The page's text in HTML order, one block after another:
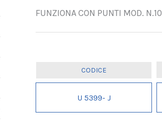
FUNZIONA CON PUNTI MOD. N.10
U 5399- J